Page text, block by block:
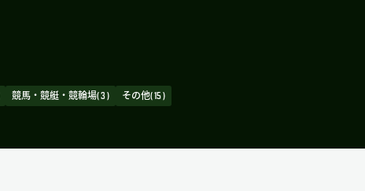
競馬・競艇・競輪場( 3 ) その他( 15 )